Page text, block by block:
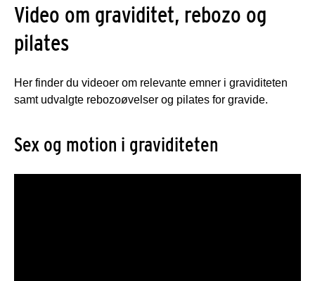
Video om graviditet, rebozo og
pilates
Her finder du videoer om relevante emner i graviditeten
samt udvalgte rebozoøvelser og pilates for gravide.
Sex og motion i graviditeten